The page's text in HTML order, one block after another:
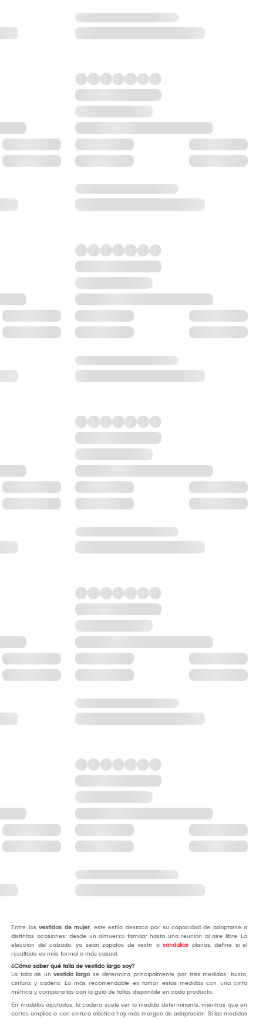
Entre losvestidos de mujer, este estilo destaca por su capacidad de adaptarse a
distintas ocasiones: desde un almuerzo familiar hasta una reunión al aire libre. La
elección del calzado, ya sean zapatos de vestir osandalias planas, define si el
resultado es más formal o más casual.
¿Cómo saber qué talla de vestido largo soy?
La talla de unvestido largo se determina principalmente por tres medidas: busto,
cintura y cadera. Lo más recomendable es tomar estas medidas con una cinta
métrica y compararlas con la guía de tallas disponible en cada producto.
En modelos ajustados, la cadera suele ser la medida determinante, mientras que en
cortes amplios o con cintura elástica hay más margen de adaptación. Si las medidas